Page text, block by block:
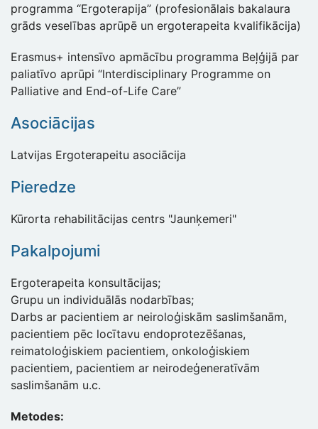
programma “Ergoterapija” (profesionālais bakalaura
grāds veselības aprūpē un ergoterapeita kvalifikācija)
Erasmus+ intensīvo apmācību programma Beļģijā par
paliatīvo aprūpi “lnterdisciplinary Programme on
Palliative and End-of-Life Care”
Asociācijas
Latvijas Ergoterapeitu asociācija
Pieredze
Kūrorta rehabilitācijas centrs "Jaunķemeri"
Pakalpojumi
Ergoterapeita konsultācijas;
Grupu un individuālās nodarbības;
Darbs ar pacientiem ar neiroloģiskām saslimšanām,
pacientiem pēc locītavu endoprotezēšanas,
reimatoloģiskiem pacientiem, onkoloģiskiem
pacientiem, pacientiem ar neirodeģeneratīvām
saslimšanām u.c.
Metodes: